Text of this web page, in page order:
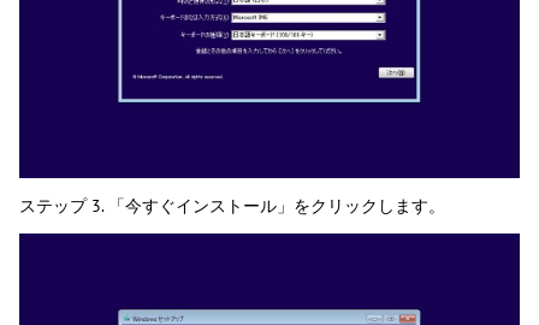
ステップ 3. 「今すぐインストール」をクリックします。